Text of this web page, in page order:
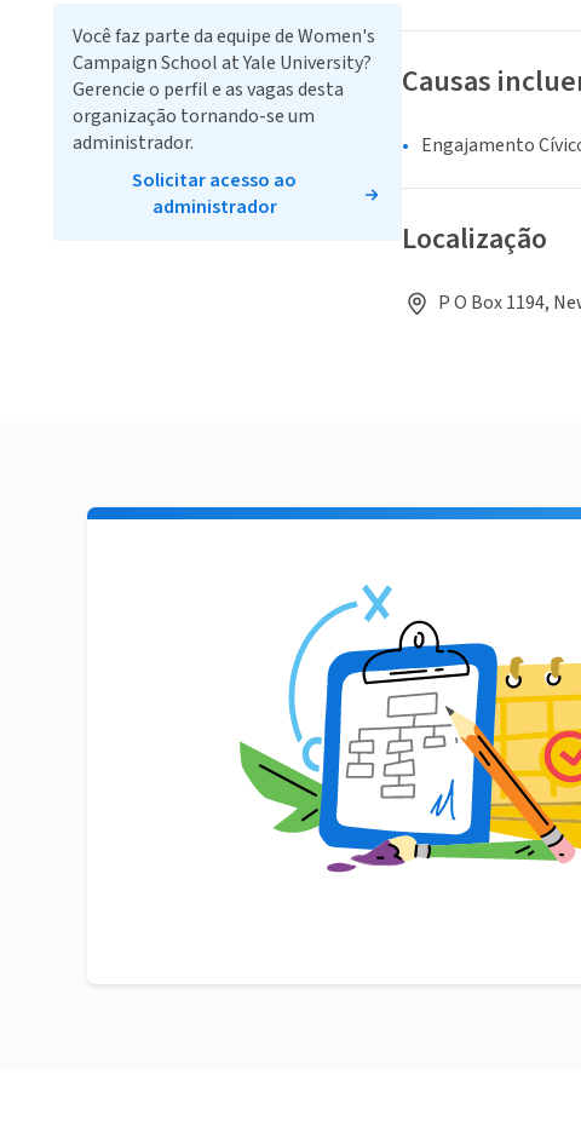
Causas
Engajamento
Localização
P O Box 1194,
Você faz parte da equipe de Women's
Campaign School at Yale University?
Gerencie o perfil e as vagas desta
organização tornando-se um
administrador.
Solicitar acesso ao
administrador